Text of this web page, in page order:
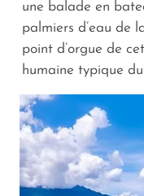
une balade en
palmiers d’eau de
point d’orgue de
humaine typique